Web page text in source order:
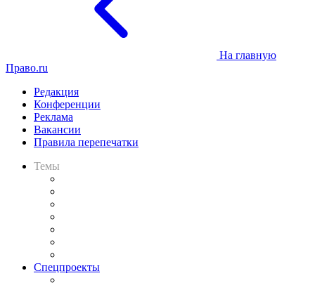
На главную
Право.ru
Редакция
Конференции
Реклама
Вакансии
Правила перепечатки
Темы
Спецпроекты